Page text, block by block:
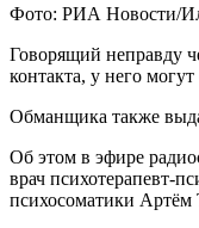
Фото: РИА Новости/
Говорящий неправду
контакта, у него
Обманщика также
Об этом в эфире
врач психотерапевт-
психосоматики Артём